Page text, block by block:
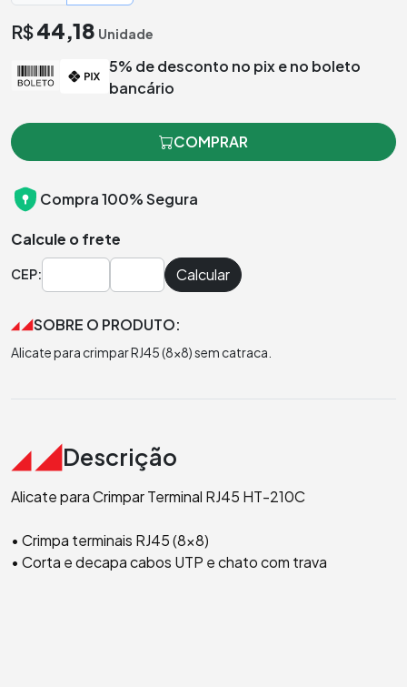
R$44,18 Unidade
5% de desconto no pix e no boleto
bancário
COMPRAR
Compra 100% Segura
Calcule o frete
CEP: Calcular
SOBRE O PRODUTO:
Alicate para crimpar RJ45 (8x8) sem catraca.
Descrição
Alicate para Crimpar Terminal RJ45 HT-210C
• Crimpa terminais RJ45 (8x8)
• Corta e decapa cabos UTP e chato com trava